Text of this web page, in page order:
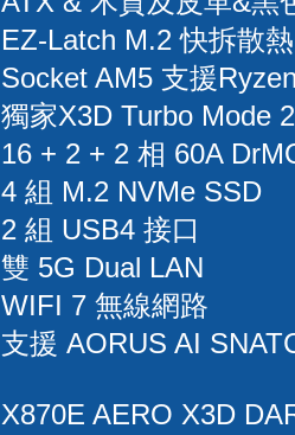
EZ-Latch M.2 快拆散
Socket AM5 支援
獨家X3D Turbo Mode
16 + 2 + 2 相 60A
4 組 M.2 NVMe SSD
2 組 USB4 接口
雙 5G Dual LAN
WIFI 7 無線網路
支援 AORUS AI
X870E AERO X3D